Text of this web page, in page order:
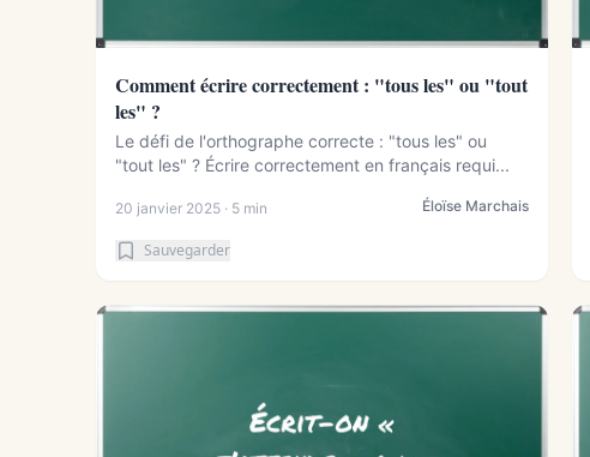
Comment écrire correctement : "tous les" ou "tout
les" ?
Le défi de l'orthographe correcte : "tous les" ou
"tout les" ? Écrire correctement en français requi...
20 janvier 2025 · 5 min Éloïse Marchais
Sauvegarder